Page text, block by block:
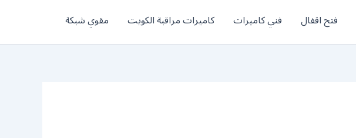
فتح اقفال فني كاميرات كاميرات مراقبة الكويت مقوي شبكة